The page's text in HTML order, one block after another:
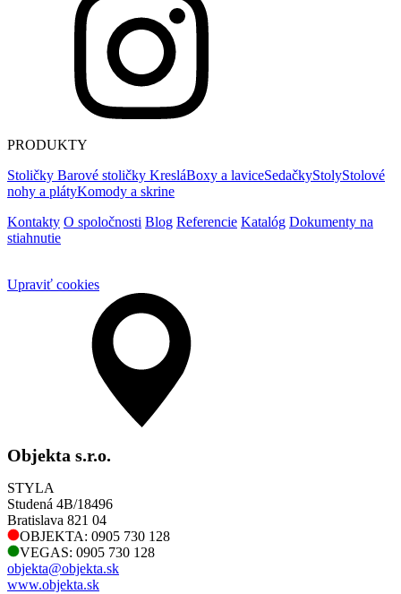
PRODUKTY
Stoličky Barové stoličky KresláBoxy a laviceSedačkyStolyStolové
nohy a plátyKomody a skrine
Kontakty O spoločnosti Blog Referencie Katalóg Dokumenty na
stiahnutie
Upraviť cookies
Objekta s.r.o.
STYLA
Studená 4B/18496
Bratislava 821 04
OBJEKTA: 0905 730 128
VEGAS: 0905 730 128
objekta@objekta.sk
www.objekta.sk